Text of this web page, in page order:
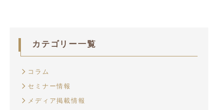
カテゴリー一覧
コラム
セミナー情報
メディア掲載情報